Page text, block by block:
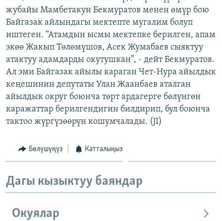
жубайы Мамбетакун Бекмуратов менен өмүр бою
Байгазак айлындагы мектепте мугалим болуп
иштеген. “Атамдын ысмы мектепке берилген, апам
экөө Жакып Төлөмүшов, Асек Жумабаев сыяктуу
атактуу адамдарды окутушкан”, - дейт Бекмуратов.
Ал эми Байгазак айылы караган Чет-Нура айылдык
кеңешинин депутаты Улан Жаанбаев аталган
айылдык округ боюнча төрт ардагерге бөлүнгөн
каражаттар берилгендигин билдирип, бул боюнча
тактоо жүргүзөөрүн кошумчалады. (JI)
Бөлүшүңүз Катталыңыз
Дагы кызыктуу баяндар
Окуялар